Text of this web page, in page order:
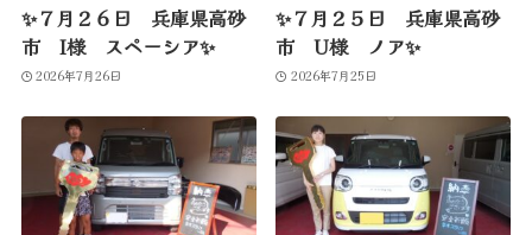
✨７月２６日 兵庫県高砂
市 I様 スペーシア✨
2026年7月26日
✨７月２５日 兵庫県高砂
市 U様 ノア✨
2026年7月25日